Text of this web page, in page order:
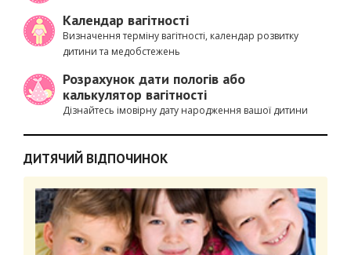
Календар вагітності
Визначення терміну вагітності, календар розвитку
дитини та медобстежень
Розрахунок дати пологів або
калькулятор вагітності
Дізнайтесь імовірну дату народження вашої дитини
ДИТЯЧИЙ ВІДПОЧИНОК